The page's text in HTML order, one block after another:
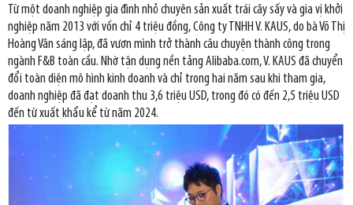
Từ một doanh nghiệp gia đình nhỏ chuyên sản xuất trái cây sấy và gia vị khởi
nghiệp năm 2013 với vốn chỉ 4 triệu đồng, Công ty TNHH V. KAUS, do bà Võ Thị
Hoàng Vân sáng lập, đã vươn mình trở thành câu chuyện thành công trong
ngành F&B toàn cầu. Nhờ tận dụng nền tảng Alibaba.com, V. KAUS đã chuyển
đổi toàn diện mô hình kinh doanh và chỉ trong hai năm sau khi tham gia,
doanh nghiệp đã đạt doanh thu 3,6 triệu USD, trong đó có đến 2,5 triệu USD
đến từ xuất khẩu kể từ năm 2024.